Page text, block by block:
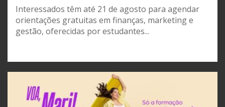
Interessados têm até 21 de agosto para agendar
orientações gratuitas em finanças, marketing e
gestão, oferecidas por estudantes...